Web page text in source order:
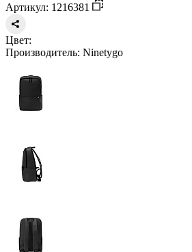
Артикул: 1216381
Цвет:
Производитель: Ninetygo